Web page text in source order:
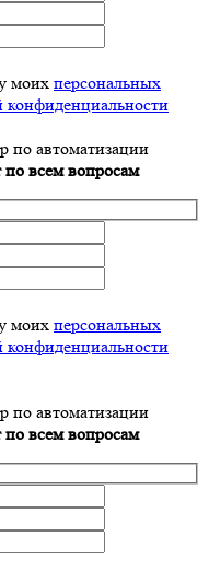
моих персональных
по автоматизации
по всем вопросам
моих персональных
по автоматизации
по всем вопросам